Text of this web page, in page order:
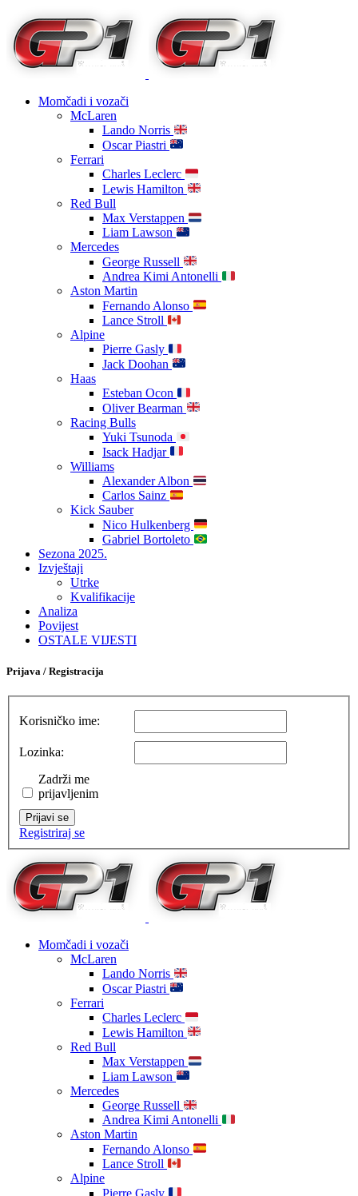
Momčadi i vozači
McLaren
Lando Norris
Oscar Piastri
Ferrari
Charles Leclerc
Lewis Hamilton
Red Bull
Max Verstappen
Liam Lawson
Mercedes
George Russell
Andrea Kimi Antonelli
Aston Martin
Fernando Alonso
Lance Stroll
Alpine
Pierre Gasly
Jack Doohan
Haas
Esteban Ocon
Oliver Bearman
Racing Bulls
Yuki Tsunoda
Isack Hadjar
Williams
Alexander Albon
Carlos Sainz
Kick Sauber
Nico Hulkenberg
Gabriel Bortoleto
Sezona 2025.
Izvještaji
Utrke
Kvalifikacije
Analiza
Povijest
OSTALE VIJESTI
Prijava / Registracija
Korisničko ime:
Lozinka:
Zadrži me
prijavljenim
Prijavi se
Registriraj se
Momčadi i vozači
McLaren
Lando Norris
Oscar Piastri
Ferrari
Charles Leclerc
Lewis Hamilton
Red Bull
Max Verstappen
Liam Lawson
Mercedes
George Russell
Andrea Kimi Antonelli
Aston Martin
Fernando Alonso
Lance Stroll
Alpine
Pierre Gasly